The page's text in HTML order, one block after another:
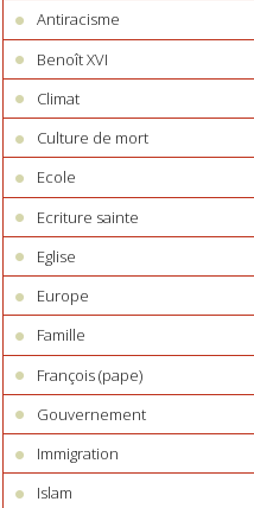
Antiracisme
Benoît XVI
Climat
Culture de mort
Ecole
Ecriture sainte
Eglise
Europe
Famille
François (pape)
Gouvernement
Immigration
Islam